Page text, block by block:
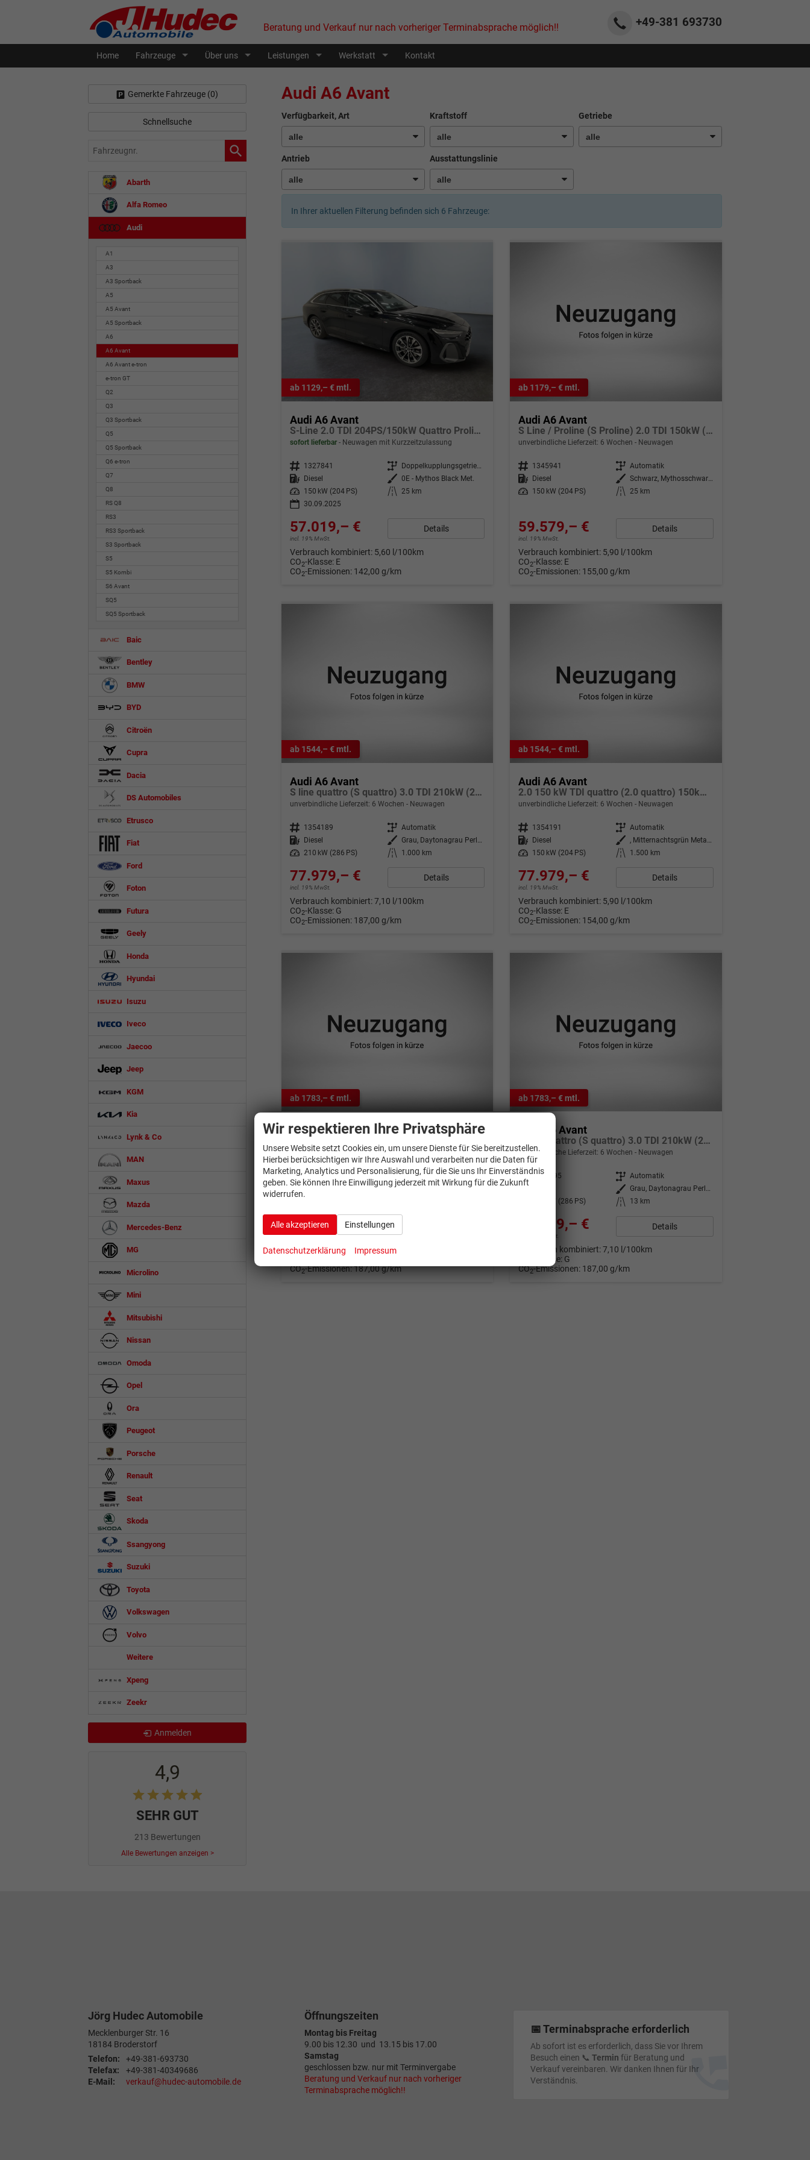
+49-381 693730
Beratung und Verkauf nur nach vorheriger Terminabsprache möglich!!
Home Fahrzeuge Über uns Leistungen Werkstatt Kontakt
Audi A6 Avant
Verfügbarkeit, Art Kraftstoff Getriebe
Antrieb Ausstattungslinie
In Ihrer aktuellen Filterung befinden sich 6 Fahrzeuge:
ab 1129,– € mtl.
Audi A6 Avant
S-Line 2.0 TDI 204PS/150kW Quattro Proline S-Tronic 2026 +19" LM +AHK +Ambiente Paket +S-Sportfarhwerk +STH
sofort lieferbar Neuwagen mit Kurzzeitzulassung
Fahrzeugnr. 1327841 Getriebe
Doppelkupplungsgetriebe (DSG)
Kraftstoff
Diesel Außenfarbe 0E - Mythos Black Met.
Leistung
150 kW (204 PS) Kilometerstand 25 km
30.09.2025
57.019,– €
incl. 19% MwSt.
Details
Verbrauch kombiniert: 5,60 l/100km
CO2-Klasse: E
CO2-Emissionen: 142,00 g/km
ab 1179,– € mtl.
Audi A6 Avant
S Line / Proline (S Proline) 2.0 TDI 150kW (204 PS) quattro 7-Gang-Tiptronic
unverbindliche Lieferzeit: 6 Wochen Neuwagen
Fahrzeugnr. 1345941 Getriebe Automatik
Kraftstoff
Diesel Außenfarbe
Schwarz, Mythosschwarz Metallic (0E)
Leistung
150 kW (204 PS) Kilometerstand 25 km
59.579,– €
incl. 19% MwSt.
Details
Verbrauch kombiniert: 5,90 l/100km
CO2-Klasse: E
CO2-Emissionen: 155,00 g/km
ab 1544,– € mtl.
Audi A6 Avant
S line quattro (S quattro) 3.0 TDI 210kW (286 PS) 8-Stufen tiptronic
unverbindliche Lieferzeit: 6 Wochen Neuwagen
Fahrzeugnr. 1354189 Getriebe Automatik
Kraftstoff Diesel Außenfarbe
Leistung
210 kW (286 PS) Kilometerstand 1.000 km
77.979,– €
incl. 19% MwSt.
Details
Verbrauch kombiniert:7,10 l/100km
CO2-Klasse: G
CO2-Emissionen: 187,00 g/km
ab 1544,– € mtl.
Audi A6 Avant
2.0 150 kW TDI quattro (2.0 quattro) 150kW (204 PS) 7-Gang S-tronic
unverbindliche Lieferzeit: 6 Wochen Neuwagen
Fahrzeugnr. 1354191 Getriebe Automatik
Kraftstoff Diesel Außenfarbe
Leistung
150 kW (204 PS) Kilometerstand 1.500 km
77.979,– €
incl. 19% MwSt.
Details
Verbrauch kombiniert: 5,90 l/100km
CO2-Klasse: E
CO2-Emissionen: 154,00 g/km
ab 1783,– € mtl.
Audi A6 Avant
unverbindliche Lieferzeit:6 Wochen Neuwagen
Fahrzeugnr. 1354194 Getriebe Automatik
Außenfarbe
90.079,– €
incl. 19% MwSt.
Verbrauch kombiniert:7,10 l/100km
CO2-Emissionen:187,00 g/km
ab 1783,– € mtl.
Audi A6 Avant
S line quattro (S quattro) 3.0 TDI 210kW (286 PS) 8-Stufen tiptronic
unverbindliche Lieferzeit: 6 Wochen Neuwagen
Fahrzeugnr. 1354195 Getriebe Automatik
Außenfarbe
Grau, Daytonagrau Perleffekt (6Y)
210 kW (286 PS) Kilometerstand 13 km
90.079,– €
incl. 19% MwSt.
Details
Verbrauch kombiniert:7,10 l/100km
-Klasse: G
CO2-Emissionen: 187,00 g/km
Gemerkte Fahrzeuge (0)
Schnellsuche
Fahrzeugnr.
Abarth
Alfa Romeo
Audi
A1
A3
A3 Sportback
A5
A5 Avant
A5 Sportback
A6
A6 Avant
A6 Avant e-tron
e-tron GT
Q2
Q3
Q3 Sportback
Q5
Q5 Sportback
Q6 e-tron
Q7
Q8
RS Q8
RS3
RS3 Sportback
S3 Sportback
S5
S5 Kombi
S6 Avant
SQ5
SQ5 Sportback
Baic
Bentley
BMW
BYD
Citroën
Cupra
Dacia
DS Automobiles
Etrusco
Fiat
Ford
Foton
Futura
Geely
Honda
Hyundai
Isuzu
Iveco
Jaecoo
Jeep
KGM
Kia
Lynk & Co
MAN
Maxus
Mazda
Mercedes-Benz
MG
Microlino
Mini
Mitsubishi
Nissan
Omoda
Opel
Ora
Peugeot
Porsche
Renault
Seat
Skoda
Ssangyong
Suzuki
Toyota
Volkswagen
Volvo
Weitere
Xpeng
Zeekr
Anmelden
4,9
SEHR GUT
213 Bewertungen
Alle Bewertungen anzeigen >
Jörg Hudec Automobile
Mecklenburger Str. 16
18184 Broderstorf
Telefon:
+49-381-693730
Telefax:
+49-381-40349686
E-Mail:
verkauf@hudec-automobile.de
Öffnungszeiten
Montag bis Freitag
9.00 bis 12.30 und 13.15 bis 17.00
Samstag
geschlossen bzw. nur mit Terminvergabe
Beratung und Verkauf nur nach vorheriger
Terminabsprache möglich!!
📅 Terminabsprache erforderlich
Ab sofort ist es erforderlich, dass Sie vor Ihrem
Besuch einen 📞Termin für Beratung und
Verkauf vereinbaren. Wir danken Ihnen für Ihr
Verständnis.
Wir respektieren Ihre Privatsphäre
Unsere Website setzt Cookies ein, um unsere Dienste für Sie bereitzustellen.
Hierbei berücksichtigen wir Ihre Auswahl und verarbeiten nur die Daten für
Marketing, Analytics und Personalisierung, für die Sie uns Ihr Einverständnis
geben. Sie können Ihre Einwilligung jederzeit mit Wirkung für die Zukunft
widerrufen.
Alle akzeptieren Einstellungen
Datenschutzerklärung Impressum